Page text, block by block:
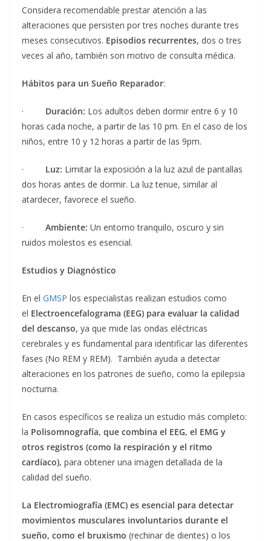
Considera recomendable prestar atención a las
alteraciones que persisten por tres noches durante tres
meses consecutivos. Episodios recurrentes, dos o tres
veces al año, también son motivo de consulta médica.
Hábitos para un Sueño Reparador:
· Duración: Los adultos deben dormir entre 6 y 10
horas cada noche, a partir de las 10 pm. En el caso de los
niños, entre 10 y 12 horas a partir de las 9pm.
· Luz: Limitar la exposición a la luz azul de pantallas
dos horas antes de dormir. La luz tenue, similar al
atardecer, favorece el sueño.
· Ambiente: Un entorno tranquilo, oscuro y sin
ruidos molestos es esencial.
Estudios y Diagnóstico
En el GMSP los especialistas realizan estudios como
el Electroencefalograma (EEG) para evaluar la calidad
del descanso, ya que mide las ondas eléctricas
cerebrales y es fundamental para identificar las diferentes
fases (No REM y REM). También ayuda a detectar
alteraciones en los patrones de sueño, como la epilepsia
nocturna.
En casos específicos se realiza un estudio más completo:
la Polisomnografía, que combina el EEG, el EMG y
otros registros (como la respiración y el ritmo
cardíaco), para obtener una imagen detallada de la
calidad del sueño.
La Electromiografía (EMC) es esencial para detectar
movimientos musculares involuntarios durante el
sueño, como el bruxismo (rechinar de dientes) o los